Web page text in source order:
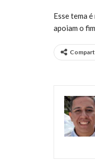
Esse tema
apoiam o